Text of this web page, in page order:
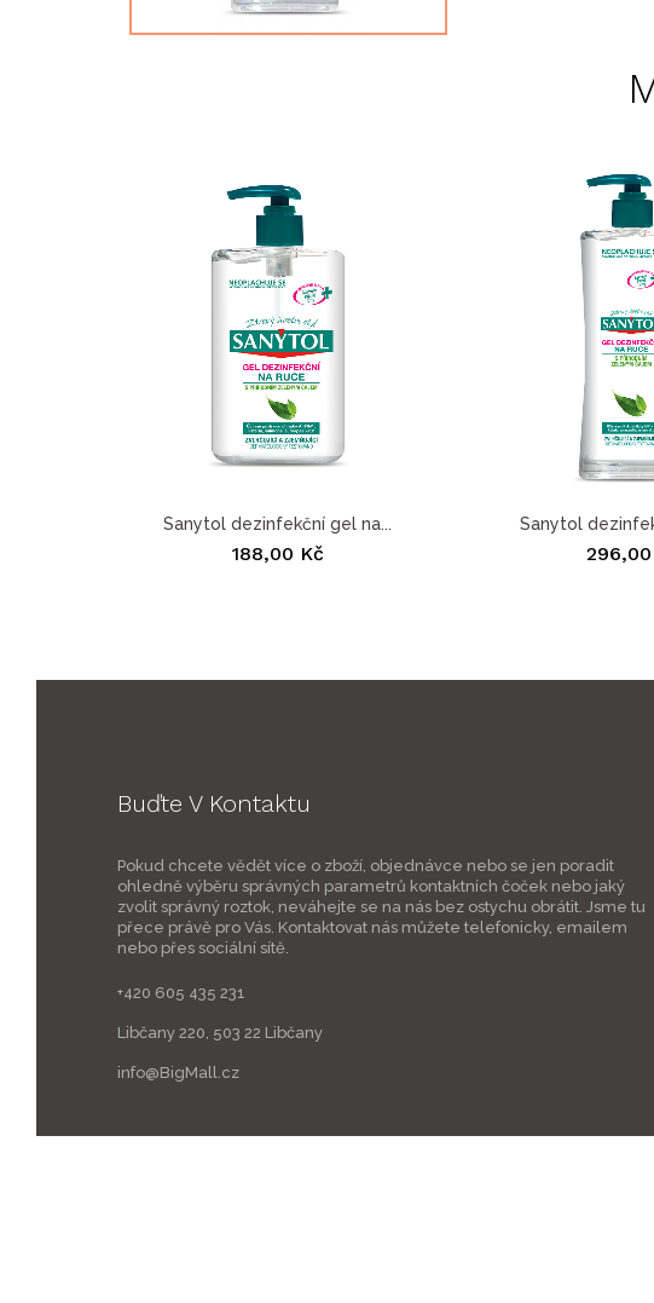
Sanytol dezinfekční gel na...
188,00 Kč
Sanytol
Buďte V Kontaktu
Pokud chcete vědět více o zboží, objednávce nebo se jen poradit
ohledně výběru správných parametrů kontaktních čoček nebo jaký
zvolit správný roztok, neváhejte se na nás bez ostychu obrátit. Jsme tu
přece právě pro Vás. Kontaktovat nás můžete telefonicky, emailem
nebo přes sociální sítě.
+420 605 435 231
Libčany 220, 503 22 Libčany
info@BigMall.cz